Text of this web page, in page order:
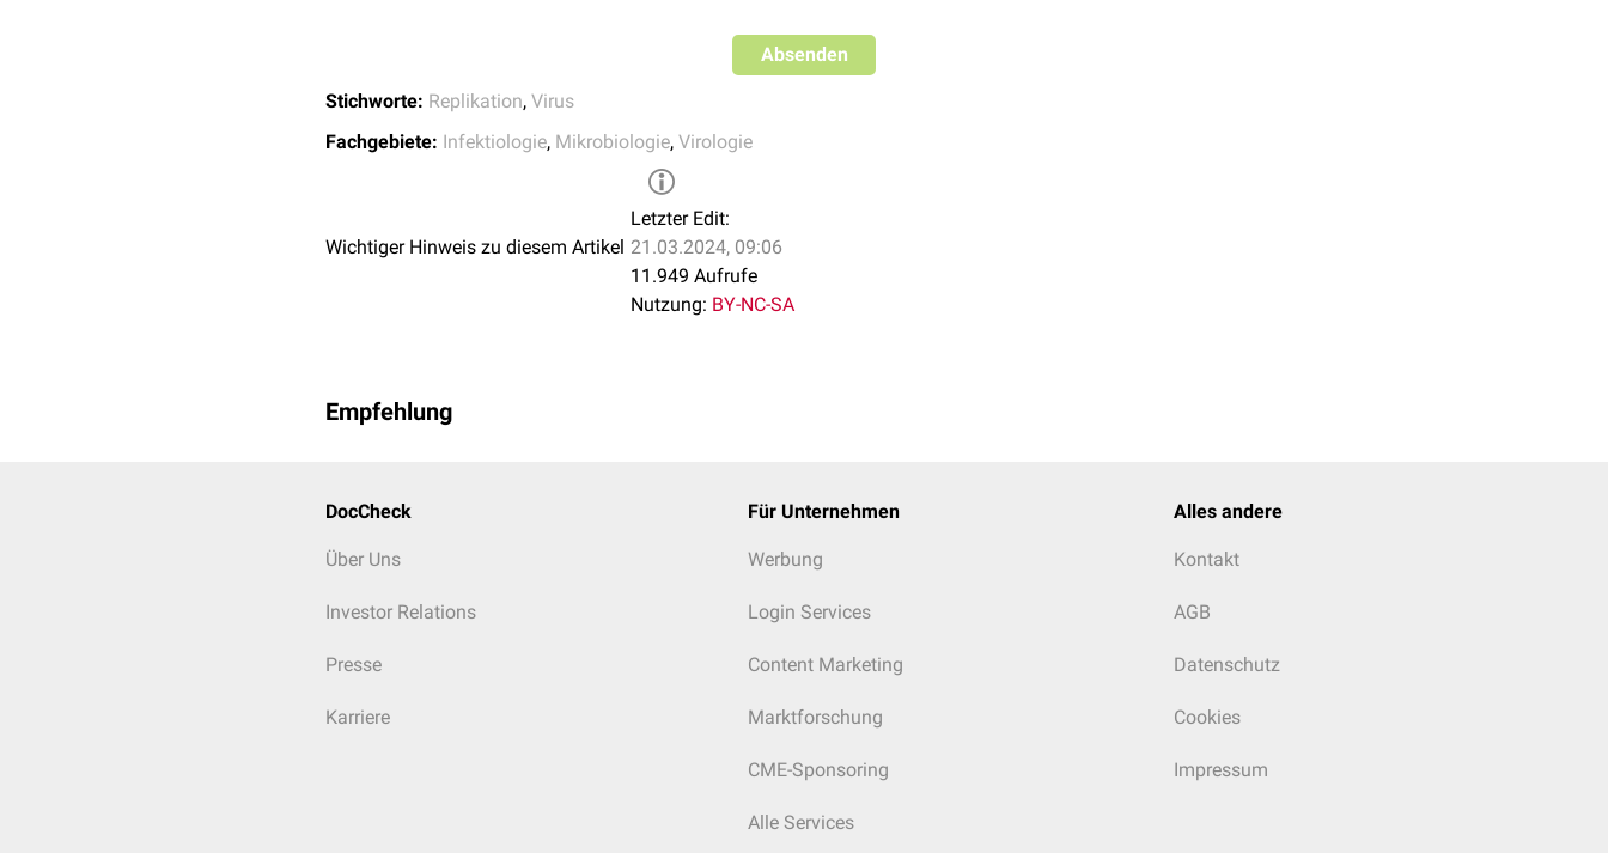
Absenden
Stichworte: Replikation, Virus
Fachgebiete: Infektiologie, Mikrobiologie, Virologie
Wichtiger Hinweis zu diesem Artikel
Letzter Edit:
21.03.2024, 09:06
11.949 Aufrufe
Nutzung: BY-NC-SA
Empfehlung
DocCheck
Über Uns
Investor Relations
Presse
Karriere
Für Unternehmen
Werbung
Login Services
Content Marketing
Marktforschung
CME-Sponsoring
Alle Services
Alles andere
Kontakt
AGB
Datenschutz
Cookies
Impressum